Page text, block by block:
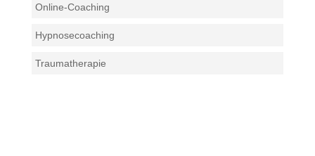
Online-Coaching
Hypnosecoaching
Traumatherapie